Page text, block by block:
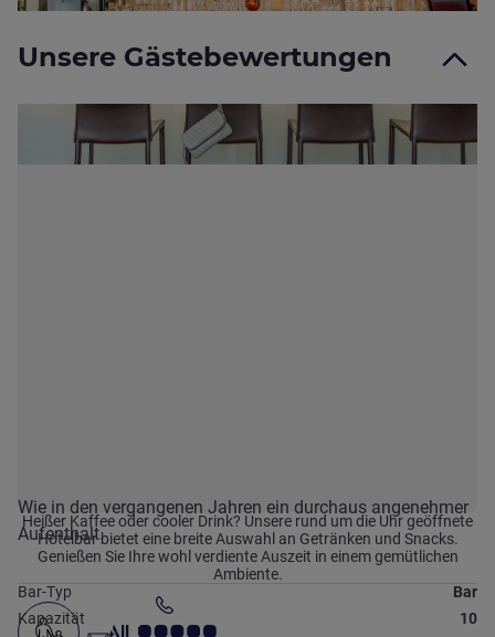
Heißer Kaffee oder cooler Drink? Unsere rund um die Uhr geöffnete
Hotelbar bietet eine breite Auswahl an Getränken und Snacks.
Genießen Sie Ihre wohl verdiente Auszeit in einem gemütlichen
Ambiente.
Bar-Typ
Bar
Kapazität
10
Unsere Gästebewertungen
100% Zertifizierte Bewertungen von Gästen, die tatsächlich bei uns
Wie in den vergangenen Jahren ein durchaus angenehmer
Aufenthalt.
Note Kundenmeinungen 5.0/5